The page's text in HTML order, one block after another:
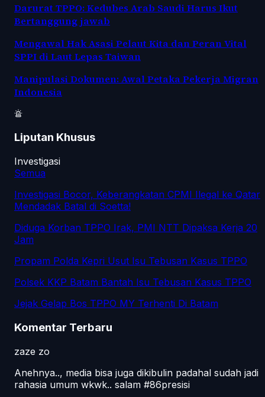
Darurat TPPO: Kedubes Arab Saudi Harus Ikut
Bertanggung jawab
Mengawal Hak Asasi Pelaut Kita dan Peran Vital
SPPI di Laut Lepas Taiwan
Manipulasi Dokumen: Awal Petaka Pekerja Migran
Indonesia
Liputan Khusus
Investigasi
Semua
Investigasi Bocor, Keberangkatan CPMI Ilegal ke Qatar
Mendadak Batal di Soetta!
Diduga Korban TPPO Irak, PMI NTT Dipaksa Kerja 20
Jam
Propam Polda Kepri Usut Isu Tebusan Kasus TPPO
Polsek KKP Batam Bantah Isu Tebusan Kasus TPPO
Jejak Gelap Bos TPPO MY Terhenti Di Batam
Komentar Terbaru
zaze zo
Anehnya.., media bisa juga dikibulin padahal sudah jadi
rahasia umum wkwk.. salam #86presisi